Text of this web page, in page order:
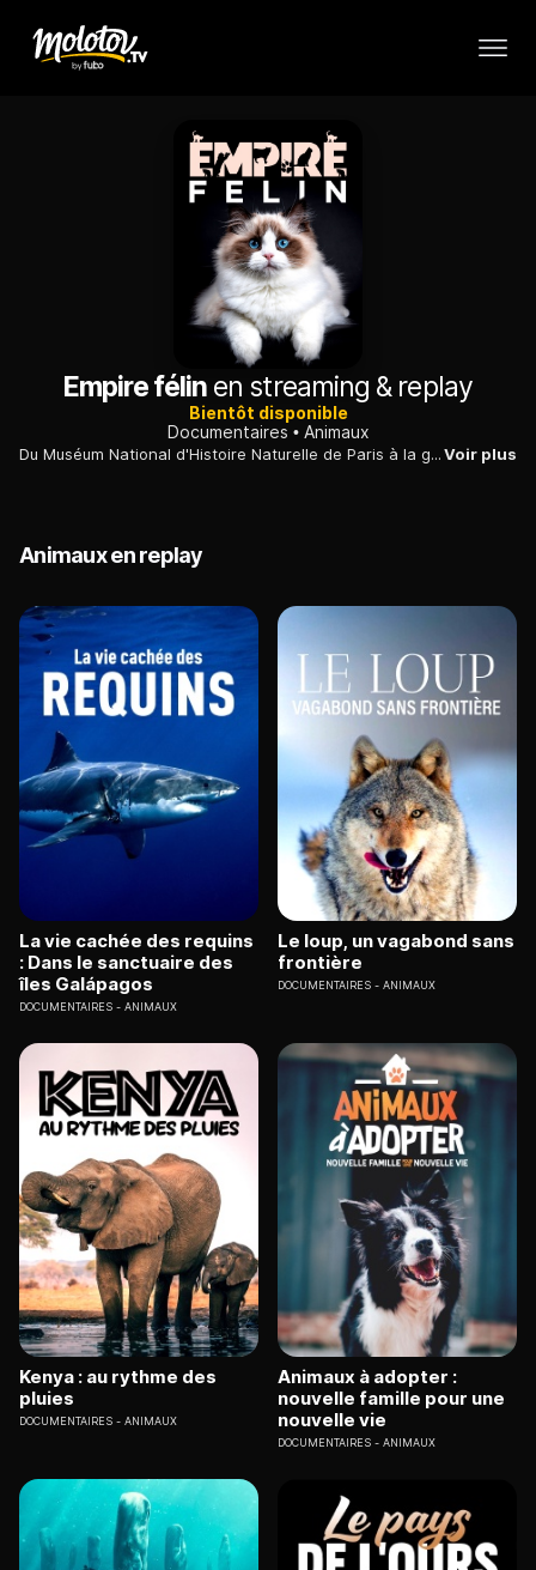
Empire félin en streaming & replay
Bientôt disponible
Documentaires
Animaux
Du Muséum National d'Histoire Naturelle de Paris à la grotte Chauvet, nous remontons le temps pour découvrir les origines du chat domestique. Grâce à l'analyse génétique de l'ADN du chat et aux dernières découvertes archéologiques, plongez aux origines de cette relation vieille de 20 000 ans.Voir plus
Animaux en replay
La vie cachée des requins
: Dans le sanctuaire des
îles Galápagos
DOCUMENTAIRES ANIMAUX
Le loup, un vagabond sans
frontière
DOCUMENTAIRES ANIMAUX
Kenya : au rythme des
pluies
DOCUMENTAIRES ANIMAUX
Animaux à adopter :
nouvelle famille pour une
nouvelle vie
DOCUMENTAIRES ANIMAUX